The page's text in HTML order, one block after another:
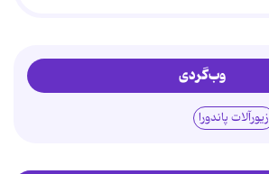
وب‌گردی
زیورآلات پاندورا